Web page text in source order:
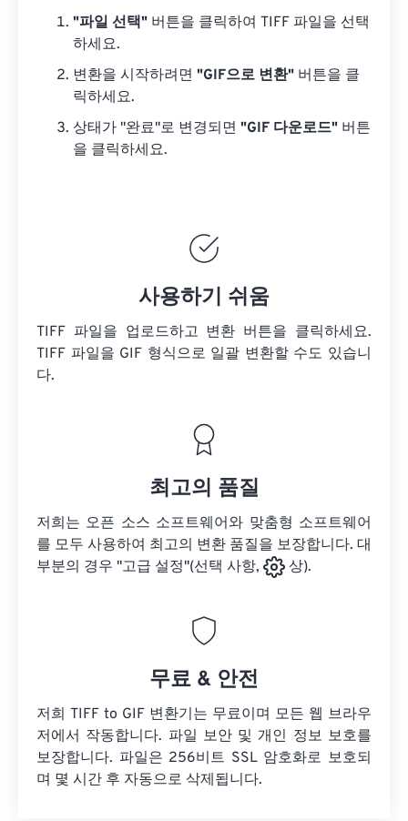
"파일 선택" 버튼을 클릭하여 TIFF 파일을 선택
하세요.
변환을 시작하려면 "GIF으로 변환" 버튼을 클
릭하세요.
상태가 "완료"로 변경되면 "GIF 다운로드" 버튼
을 클릭하세요.
사용하기 쉬움
TIFF 파일을 업로드하고 변환 버튼을 클릭하세요.
TIFF 파일을 GIF 형식으로 일괄 변환할 수도 있습니
다.
최고의 품질
저희는 오픈 소스 소프트웨어와 맞춤형 소프트웨어
를 모두 사용하여 최고의 변환 품질을 보장합니다. 대
부분의 경우 "고급 설정"(선택 사항,
상).
무료 & 안전
저희 TIFF to GIF 변환기는 무료이며 모든 웹 브라우
저에서 작동합니다. 파일 보안 및 개인 정보 보호를
보장합니다. 파일은 256비트 SSL 암호화로 보호되
며 몇 시간 후 자동으로 삭제됩니다.